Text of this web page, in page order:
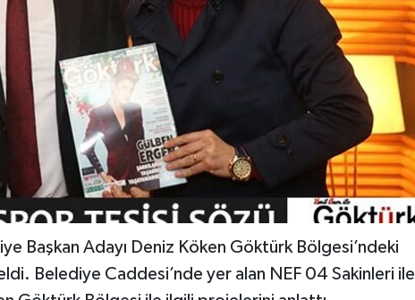
Başkan Adayı Deniz Köken Göktürk Bölgesi’ndeki
Belediye Caddesi’nde yer alan NEF 04 Sakinleri ile